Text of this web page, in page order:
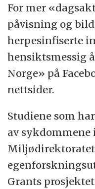
For mer
påvisning og
herpesinfiserte
hensiktsmessig
Norge» på
nettsider.
Studiene som
av sykdommene
Grants